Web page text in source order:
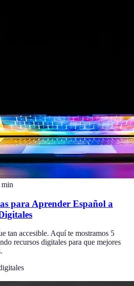
min
para Aprender Español a
tan accesible. Aquí te mostramos 5
recursos digitales para que mejores